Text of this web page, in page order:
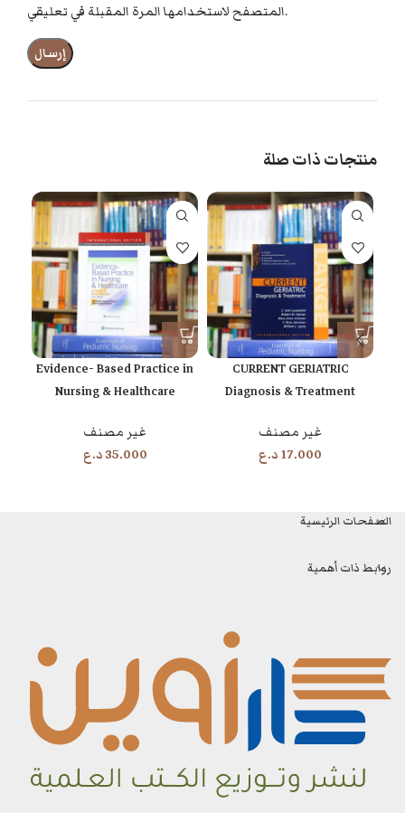
المتصفح لاستخدامها المرة المقبلة في تعليقي.
منتجات ذات صلة
CURRENT GERIATRIC
Diagnosis & Treatment
غير مصنف
17.000د.ع
Evidence- Based Practice in
Nursing & Healthcare
غير مصنف
35.000د.ع
الصفحات الرئيسية
روابط ذات أهمية